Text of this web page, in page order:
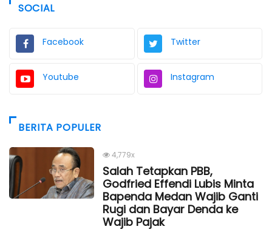
SOCIAL
Facebook Twitter
Youtube Instagram
BERITA POPULER
4,779x
Salah Tetapkan PBB,
Godfried Effendi Lubis Minta
Bapenda Medan Wajib Ganti
Rugi dan Bayar Denda ke
Wajib Pajak